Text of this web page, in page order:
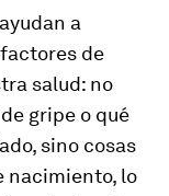
a
de
salud: no
gripe o qué
sino cosas
nacimiento, lo